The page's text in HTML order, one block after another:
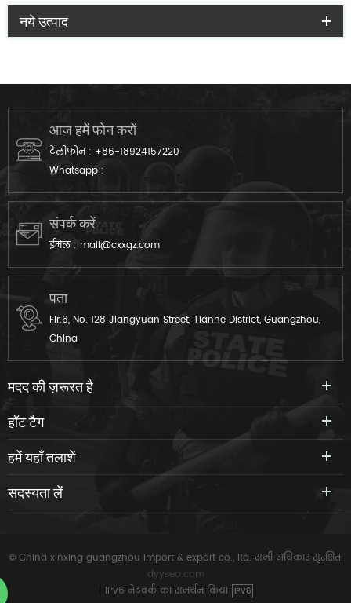
नये उत्पाद
आज हमें फोन करों
टेलीफोन : +86-18924157220
Whatsapp :
संपर्क करें
ईमेल : mail@cxxgz.com
पता
Flr.6, No. 128 Jiangyuan Street, Tianhe District, Guangzhou,
China
मदद की ज़रूरत है
हॉट टैग
हमें यहाँ तलाशें
सदस्यता लें
© China xinxing guangzhou import & export co., ltd. सभी अधिकार सुरक्षित.
dyyseo.com
IPv6 नेटवर्क का समर्थन किया IPV6